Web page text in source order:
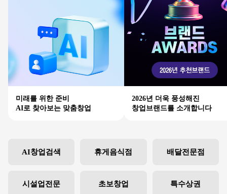
미래를 위한 준비
AI로 찾아보는 맞춤창업
2026년 더욱 풍성해진
창업브랜드를 소개합니다
AI창업검색 휴게음식점 배달전문점
시설업전문 초보창업 특수상권